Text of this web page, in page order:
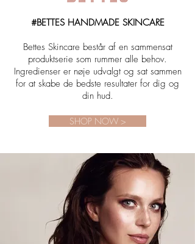
#BETTES HANDMADE SKINCARE
Bettes Skincare består af en sammensat
produktserie som rummer alle behov.
Ingredienser er nøje udvalgt og sat sammen
for at skabe de bedste resultater for dig og
din hud.
SHOP NOW >